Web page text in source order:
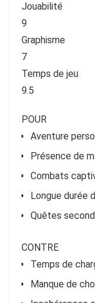
Jouabilité
9
Graphisme
7
Temps de jeu
9.5
POUR
Aventure
Présence de
Combats
Longue durée
Quêtes
CONTRE
Temps de
Manque de